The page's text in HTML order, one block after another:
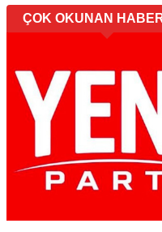
ÇOK OKUNAN